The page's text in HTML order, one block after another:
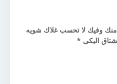
وفيك لا تحسب غلاك شويه
اليكى *